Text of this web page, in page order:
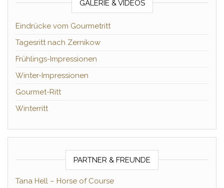
GALERIE & VIDEOS
Eindrücke vom Gourmetritt
Tagesritt nach Zernikow
Frühlings-Impressionen
Winter-Impressionen
Gourmet-Ritt
Winterritt
PARTNER & FREUNDE
Tana Hell – Horse of Course